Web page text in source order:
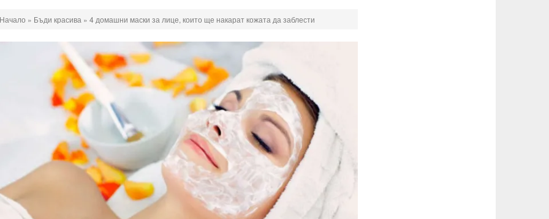
Начало » Бъди красива » 4 домашни маски за лице, които ще накарат кожата да заблести